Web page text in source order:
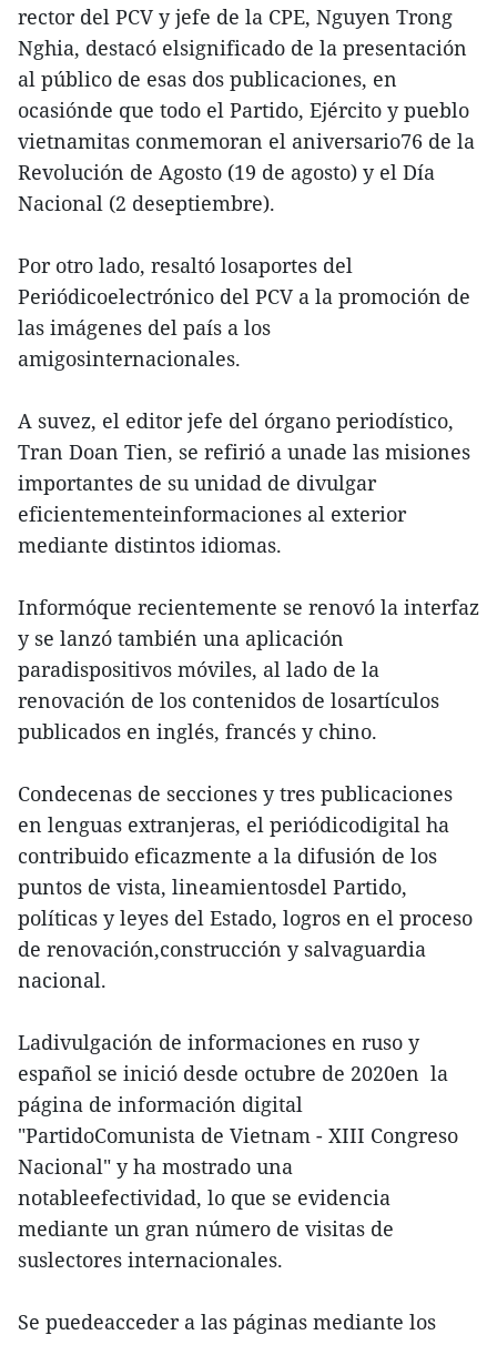
rector del PCV y jefe de la CPE, Nguyen Trong
Nghia, destacó elsignificado de la presentación
al público de esas dos publicaciones, en
ocasiónde que todo el Partido, Ejército y pueblo
vietnamitas conmemoran el aniversario76 de la
Revolución de Agosto (19 de agosto) y el Día
Nacional (2 deseptiembre).
Por otro lado, resaltó losaportes del
Periódicoelectrónico del PCV a la promoción de
las imágenes del país a los
amigosinternacionales.
A suvez, el editor jefe del órgano periodístico,
Tran Doan Tien, se refirió a unade las misiones
importantes de su unidad de divulgar
eficientementeinformaciones al exterior
mediante distintos idiomas.
Informóque recientemente se renovó la interfaz
y se lanzó también una aplicación
paradispositivos móviles, al lado de la
renovación de los contenidos de losartículos
publicados en inglés, francés y chino.
Condecenas de secciones y tres publicaciones
en lenguas extranjeras, el periódicodigital ha
contribuido eficazmente a la difusión de los
puntos de vista, lineamientosdel Partido,
políticas y leyes del Estado, logros en el proceso
de renovación,construcción y salvaguardia
nacional.
Ladivulgación de informaciones en ruso y
español se inició desde octubre de 2020en la
página de información digital
"PartidoComunista de Vietnam - XIII Congreso
Nacional" y ha mostrado una
notableefectividad, lo que se evidencia
mediante un gran número de visitas de
suslectores internacionales.
Se puedeacceder a las páginas mediante los